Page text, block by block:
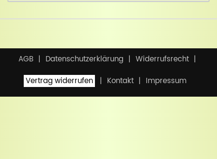
AGB Datenschutzerklärung
Widerrufsrecht
Vertrag widerrufen
Kontakt Impressum